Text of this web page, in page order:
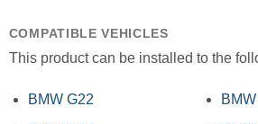
COMPATIBLE VEHICLES
This product can be installed to the
BMW G22